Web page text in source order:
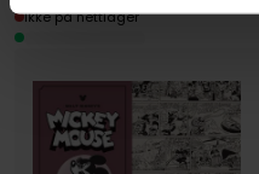
Ikke på nettlager